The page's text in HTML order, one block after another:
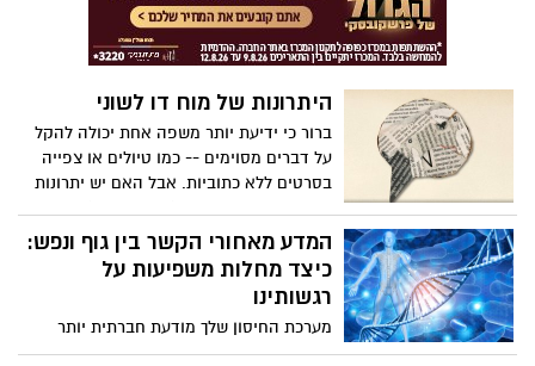
ארבע שאלות שכל זוג צריך לשאול את עצמו
לפני שקושר את הקשר - ומדגיש ממצאים
מפתיעים לגבי האופן שבו הנישואים מתחילים
היתרונות של מוח דו לשוני
ברור כי ידיעת יותר משפה אחת יכולה להקל
על דברים מסוימים -- כמו טיולים או צפייה
בסרטים ללא כתוביות. אבל האם יש יתרונות
המחנכת מיה נקמולי מפרטת את שלושת סוגי
המוחות הדו-לשוניים ומראה כיצד ידיעת יותר
משפה אחת שומרת על המוח שלך בריא,
קריין של פן-פן חן)
המדע מאחורי הקשר בין גוף ונפש:
כיצד מחלות משפיעות על
רגשותינו
מערכת החיסון שלך מודעת חברתית יותר
ממה שאתה חושב, אומר מדען המוח החברתי